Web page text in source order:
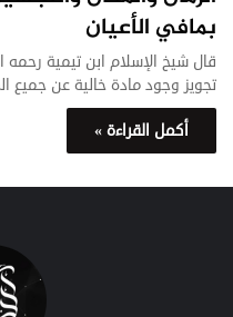
بمافي الأعيان
قال شيخ الإسلام ابن تيمية
تجويز وجود مادة خالية عن جميع
أكمل القراءة »